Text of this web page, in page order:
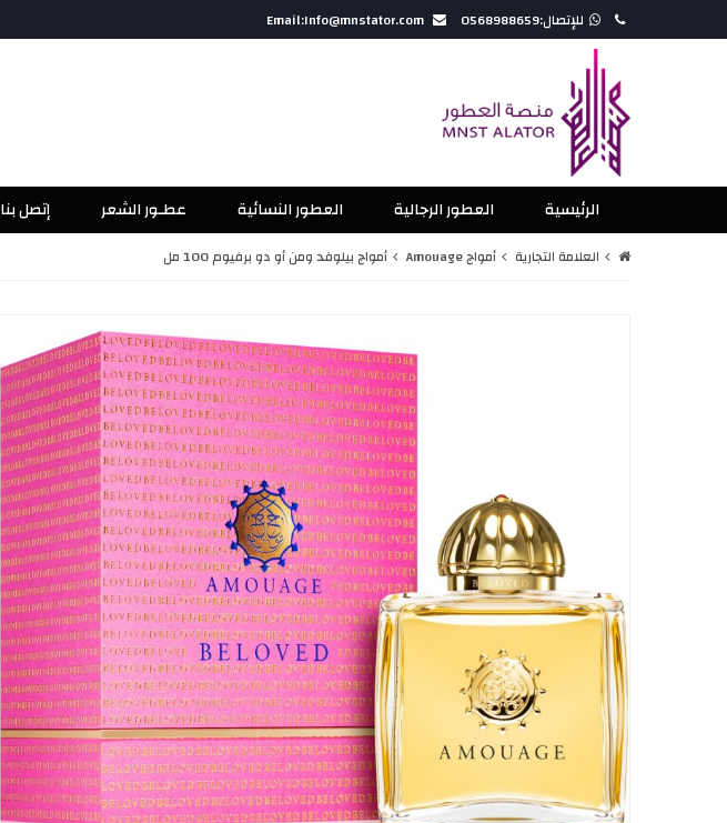
للإتصال:0568988659
الرئيسية العطور الرجالية العطور النسائية عطـور الشعر إتصل بنا
العلامة التجارية أمواج Amouage أمواج بيلوفد ومن أو دو برفيوم 100 مل